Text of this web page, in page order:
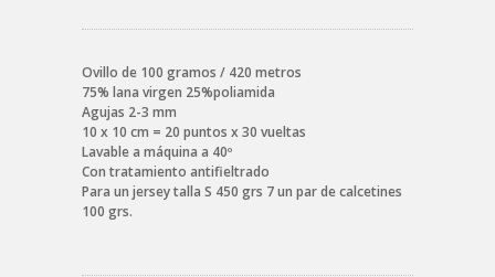
Ovillo de 100 gramos / 420 metros
75% lana virgen 25%poliamida
Agujas 2-3 mm
10 x 10 cm = 20 puntos x 30 vueltas
Lavable a máquina a 40º
Con tratamiento antifieltrado
Para un jersey talla S 450 grs 7 un par de calcetines
100 grs.